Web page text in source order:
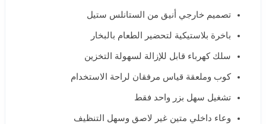
تصميم خارجي أنيق من الستانلس ستيل
باخرة بلاستيكية لتحضير الطعام بالبخار
سلك كهرباء قابل للإزالة لسهولة التخزين
كوب وملعقة قياس مرفقان لراحة الاستخدام
تشغيل سهل بزر واحد فقط
وعاء داخلي متين غير لاصق وسهل التنظيف